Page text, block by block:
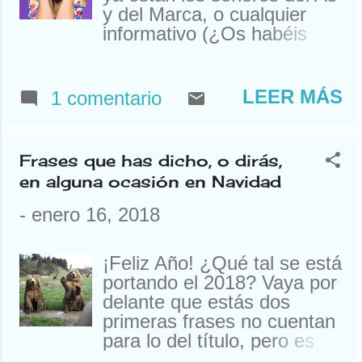
enciclopédicos (o como
quiera que se llamen los
versos)… Eso sí, también
de rimas fáciles, usando el
número 5 o con agua
y del Marca, o cualquier
informativo (¿Os habéis
las noticias juntas? 30
minutos de política,
vídeos de Youtube, el
tiempo y 45 minutos de
deportes… Bueno, del
Madrid, el Barcelona,
alguien jugando al tenis y
¡Ya está bien! Tampoco voy
a enumerar (¡Qué bonita
palabra!) a todos y cada
uno de los que van a los
estadios. Con la de campos
1 comentario LEER MÁS
Frases que has dicho, o dirás,
en alguna ocasión en Navidad
- enero 16, 2018
¡Feliz Año! ¿Qué tal se está
portando el 2018? Vaya por
delante que estás dos
primeras frases no cuentan
para lo del título, pero es